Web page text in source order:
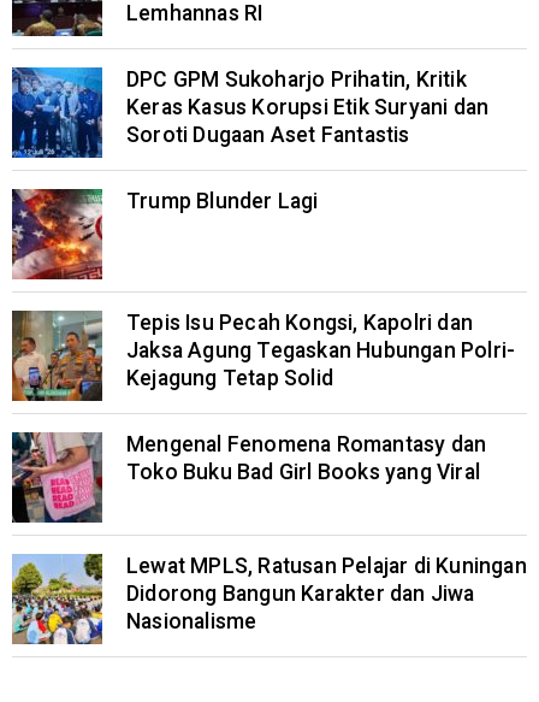
Lemhannas RI
DPC GPM Sukoharjo Prihatin, Kritik
Keras Kasus Korupsi Etik Suryani dan
Soroti Dugaan Aset Fantastis
Trump Blunder Lagi
Tepis Isu Pecah Kongsi, Kapolri dan
Jaksa Agung Tegaskan Hubungan Polri-
Kejagung Tetap Solid
Mengenal Fenomena Romantasy dan
Toko Buku Bad Girl Books yang Viral
Lewat MPLS, Ratusan Pelajar di Kuningan
Didorong Bangun Karakter dan Jiwa
Nasionalisme